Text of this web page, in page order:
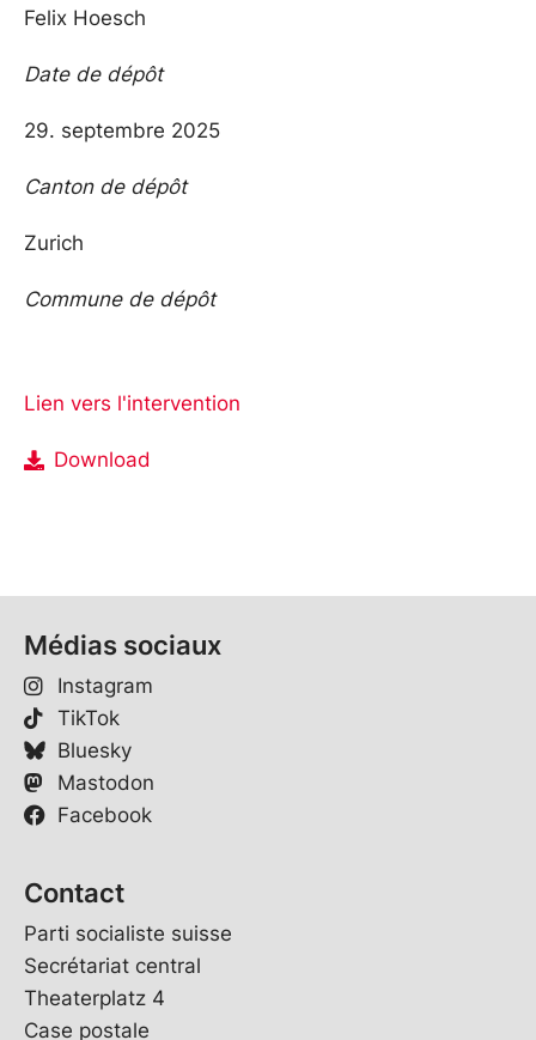
Felix Hoesch
Date de dépôt
29. septembre 2025
Canton de dépôt
Zurich
Commune de dépôt
Lien vers l'intervention
Download
Médias sociaux
Instagram
TikTok
Bluesky
Mastodon
Facebook
Contact
Parti socialiste suisse
Secrétariat central
Theaterplatz 4
Case postale